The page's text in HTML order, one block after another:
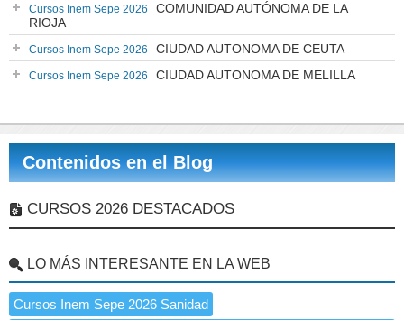
Cursos Inem Sepe 2026
COMUNIDAD AUTÓNOMA DE LA
RIOJA
Cursos Inem Sepe 2026 CIUDAD AUTONOMA DE CEUTA
Cursos Inem Sepe 2026 CIUDAD AUTONOMA DE MELILLA
Contenidos en el Blog
CURSOS 2026 DESTACADOS
LO MÁS INTERESANTE EN LA WEB
Cursos Inem Sepe 2026 Sanidad